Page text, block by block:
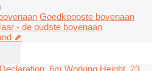
Goedkoopste bovenaan
- de oudste bovenaan
⬈